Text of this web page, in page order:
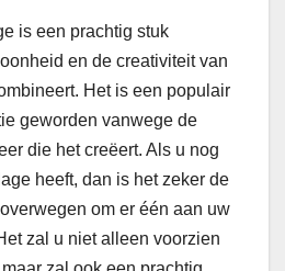
is een prachtig stuk
en de creativiteit van
Het is een populair
geworden vanwege de
die het creëert. Als u nog
heeft, dan is het zeker de
om er één aan uw
zal u niet alleen voorzien